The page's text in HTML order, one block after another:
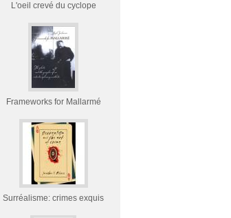
L'oeil crevé du cyclope
Frameworks for Mallarmé
Surréalisme: crimes exquis